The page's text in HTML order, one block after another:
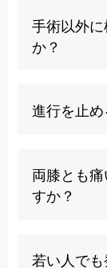
を感じる方
ない方もいま
ッチから始
を上げるこ
家の指導が
行っており
手術以外
か？
整え、関節
います。多
回復させる
進行を止
遅らせるこ
進行抑制の
両膝とも
すか？
重要です。
若い人で